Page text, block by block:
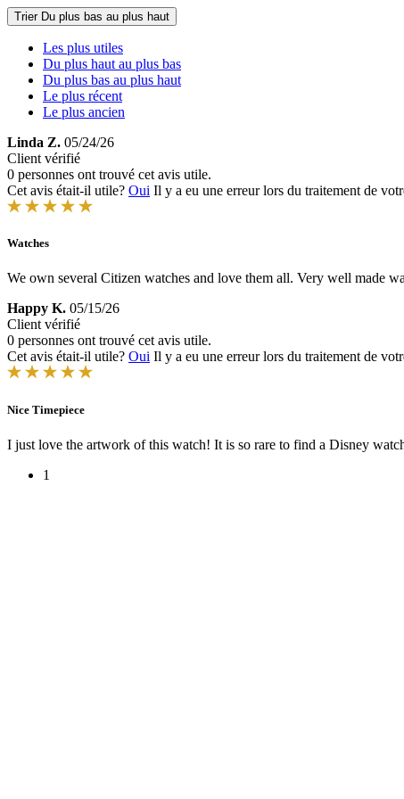
Trier Du plus bas au plus haut
Les plus utiles
Du plus haut au plus bas
Du plus bas au plus haut
Le plus récent
Le plus ancien
Linda Z. 05/24/26
Client vérifié
0 personnes ont trouvé cet avis utile.
Cet avis était-il utile? Oui Il y a eu une erreur lors du traitement de
Watches
We own several Citizen watches and love them all. Very well made
Happy K. 05/15/26
Client vérifié
0 personnes ont trouvé cet avis utile.
Cet avis était-il utile? Oui Il y a eu une erreur lors du traitement de
Nice Timepiece
I just love the artwork of this watch! It is so rare to find a Disney
1